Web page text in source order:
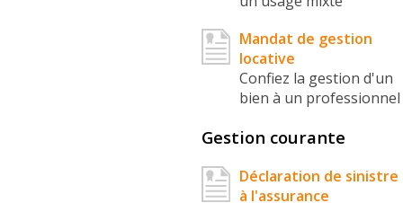
Mandat de gestion
locative
Confiez la gestion d'un
bien à un professionnel
Gestion courante
Déclaration de sinistre
à l'assurance